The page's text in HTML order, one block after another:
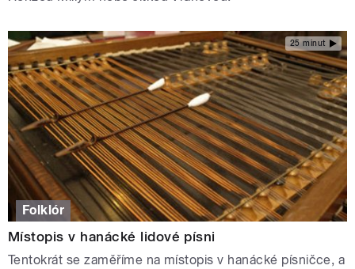
25 minut
Folklór
Místopis v hanácké lidové písni
Tentokrát se zaměříme na místopis v hanácké písničce, a